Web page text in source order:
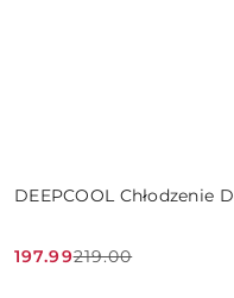
DEEPCOOL Chłodzenie
Cena
197.99
Cena
219.00